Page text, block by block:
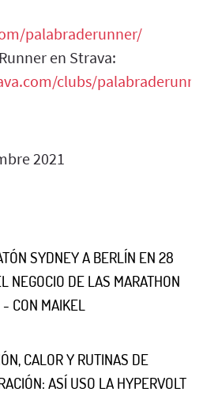
palabraderunner/
en Strava:
clubs/
2021
SYDNEY A BERLÍN EN 28
NEGOCIO DE LAS MARATHON
CON MAIKEL
CALOR Y RUTINAS DE
ASÍ USO LA HYPERVOLT